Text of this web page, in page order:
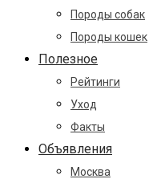
Породы собак
Породы кошек
Полезное
Рейтинги
Уход
Факты
Объявления
Москва